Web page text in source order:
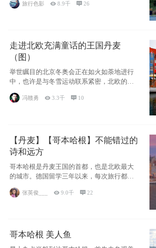
旅行色影 8.9千 26
走进北欧充满童话的王国丹麦
（图）
举世瞩目的北京冬奥会正在如火如荼地进行
中，也许是与冬雪运动联系紧密，北欧的一
些国家因
冯赣勇 3.3千  10
【丹麦】【哥本哈根】不能错过的
诗和远方
哥本哈根是丹麦王国的首都，也是北欧最大
的城市。德国留学三年以来，每次旅行都是
张英俊___ 9.0千 22
哥本哈根 美人鱼